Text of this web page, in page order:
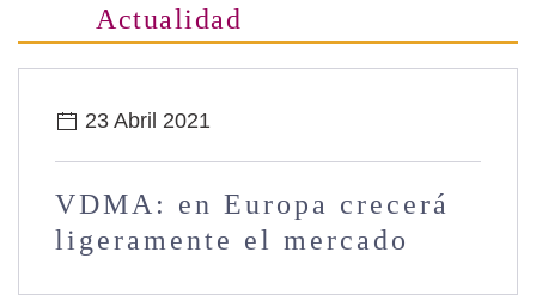
Actualidad
23 Abril 2021
VDMA: en Europa crecerá
ligeramente el mercado